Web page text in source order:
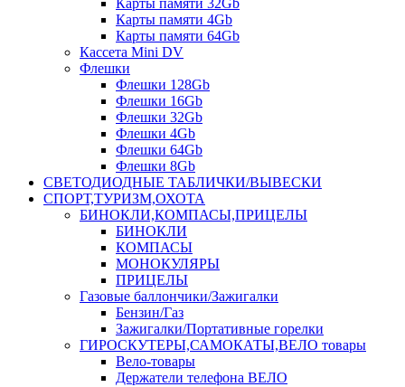
Карты памяти 32Gb
Карты памяти 4Gb
Карты памяти 64Gb
Кассета Mini DV
Флешки
Флешки 128Gb
Флешки 16Gb
Флешки 32Gb
Флешки 4Gb
Флешки 64Gb
Флешки 8Gb
СВЕТОДИОДНЫЕ ТАБЛИЧКИ/ВЫВЕСКИ
СПОРТ,ТУРИЗМ,ОХОТА
БИНОКЛИ,КОМПАСЫ,ПРИЦЕЛЫ
БИНОКЛИ
КОМПАСЫ
МОНОКУЛЯРЫ
ПРИЦЕЛЫ
Газовые баллончики/Зажигалки
Бензин/Газ
Зажигалки/Портативные горелки
ГИРОСКУТЕРЫ,САМОКАТЫ,ВЕЛО товары
Вело-товары
Держатели телефона ВЕЛО